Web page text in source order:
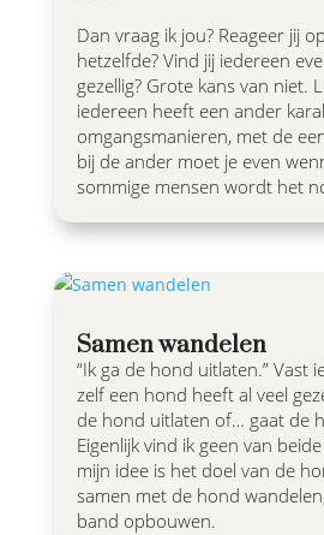
Dan vraag ik jou? Reageer jij
hetzelfde? Vind jij iedereen
gezellig? Grote kans van niet.
iedereen heeft een ander
omgangsmanieren, met de
bij de ander moet je even
sommige mensen wordt het
Samen wandelen
“Ik ga de hond uitlaten.” Vast
zelf een hond heeft al veel
de hond uitlaten of… gaat de
Eigenlijk vind ik geen van
mijn idee is het doel van de
samen met de hond
band opbouwen.